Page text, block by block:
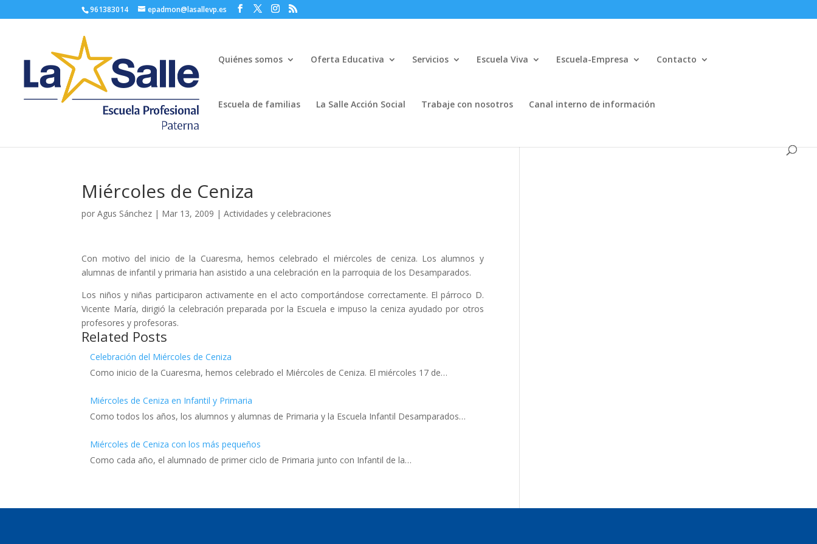
961383014 epadmon@lasallevp.es
Quiénes somos Oferta Educativa Servicios Escuela Viva Escuela-Empresa Contacto
Escuela de familias La Salle Acción Social Trabaje con nosotros Canal interno de información
Miércoles de Ceniza
porAgus Sánchez | Mar 13, 2009 |Actividades y celebraciones
Con motivo del inicio de la Cuaresma, hemos celebrado el miércoles de ceniza. Los alumnos y
alumnas de infantil y primaria han asistido a una celebración en la parroquia de los Desamparados.
Los niños y niñas participaron activamente en el acto comportándose correctamente. El párroco D.
Vicente María, dirigió la celebración preparada por la Escuela e impuso la ceniza ayudado por otros
profesores y profesoras.
Related Posts
Celebración del Miércoles de Ceniza
Como inicio de la Cuaresma, hemos celebrado el Miércoles de Ceniza. El miércoles 17 de…
Miércoles de Ceniza en Infantil y Primaria
Como todos los años, los alumnos y alumnas de Primaria y la Escuela Infantil Desamparados…
Miércoles de Ceniza con los más pequeños
Como cada año, el alumnado de primer ciclo de Primaria junto con Infantil de la…